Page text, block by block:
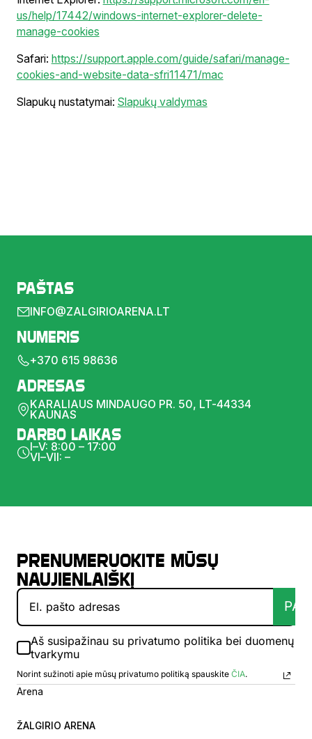
us/help/17442/windows-internet-explorer-delete-
manage-cookies
Safari: https://support.apple.com/guide/safari/manage-
cookies-and-website-data-sfri11471/mac
Slapukų nustatymai: Slapukų valdymas
Paštas
INFO@ZALGIRIOARENA.LT
Numeris
+370 615 98636
Adresas
KARALIAUS MINDAUGO PR. 50, LT-44334
KAUNAS
Darbo laikas
I–V: 8:00 – 17:00
VI–VII: –
Prenumeruokite mūsų
naujienlaiškį
Aš susipažinau su privatumo politika bei duomenų
tvarkymu
Norint sužinoti apie mūsų privatumo politiką spauskite ČIA.
Arena
ŽALGIRIO ARENA